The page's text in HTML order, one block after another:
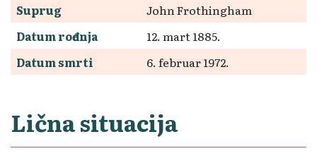
Suprug
John Frothingham
Datum rođenja
12. mart 1885.
Datum smrti
6. februar 1972.
Lična situacija